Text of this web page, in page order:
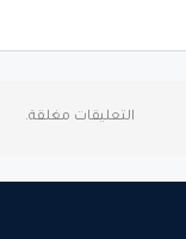
التعليقات مغلقة.